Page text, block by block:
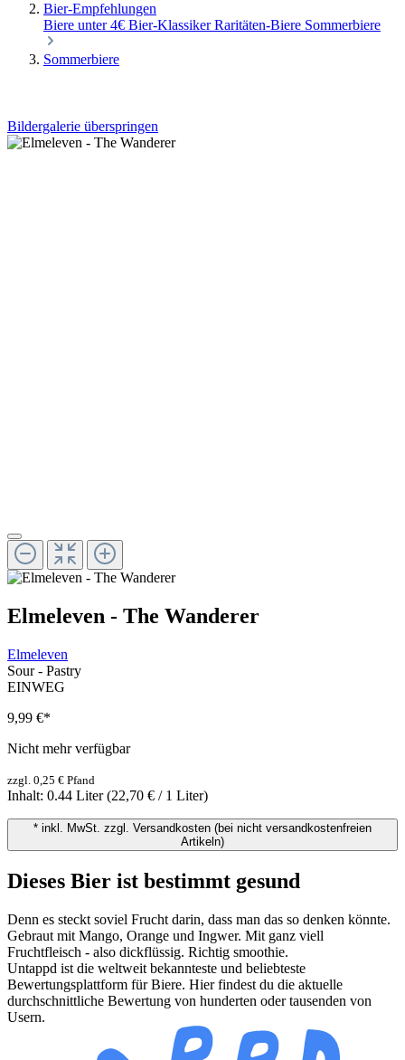
Bier-Empfehlungen
Biere unter 4€ Bier-KlassikerRaritäten-Biere Sommerbiere
Sommerbiere
Bildergalerie überspringen
Elmeleven - The Wanderer
Elmeleven
Sour - Pastry
EINWEG
9,99 €*
Nicht mehr verfügbar
zzgl. 0,25 € Pfand
Inhalt: 0.44 Liter(22,70 € / 1 Liter)
* inkl. MwSt. zzgl. Versandkosten (bei nicht versandkostenfreien
Artikeln)
Dieses Bier ist bestimmt gesund
Denn es steckt soviel Frucht darin, dass man das so denken könnte.
Gebraut mit Mango, Orange und Ingwer. Mit ganz viell
Fruchtfleisch - also dickflüssig. Richtig smoothie.
Untappd ist die weltweit bekannteste und beliebteste
Bewertungsplattform für Biere. Hier findest du die aktuelle
durchschnittliche Bewertung von hunderten oder tausenden von
Usern.